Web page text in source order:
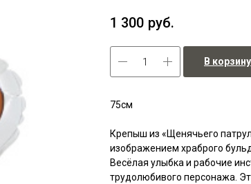
1 300 руб.
В корзину
75см
Крепыш из «Щенячьего
изображением храброго
Весёлая улыбка и рабочие
трудолюбивого персонажа.